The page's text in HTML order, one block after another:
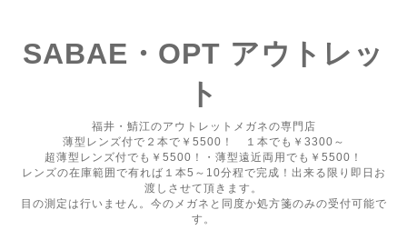
SABAE・OPT アウトレッ
ト
福井・鯖江のアウトレットメガネの専門店
薄型レンズ付で２本で￥5500！ １本でも￥3300～
超薄型レンズ付でも￥5500！・薄型遠近両用でも￥5500！
レンズの在庫範囲で有れば１本5～10分程で完成！出来る限り即日お
渡しさせて頂きます。
目の測定は行いません。今のメガネと同度か処方箋のみの受付可能で
す。